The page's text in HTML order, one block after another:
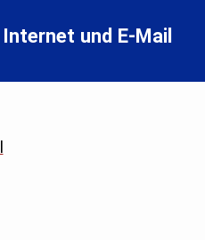
Internet und E-Mail